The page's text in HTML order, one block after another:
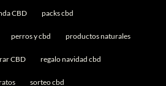
CBD packs cbd
perros y cbd productos naturales
CBD regalo navidad cbd
sorteo cbd